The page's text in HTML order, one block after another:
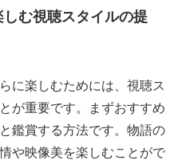
む視聴スタイルの提
に楽しむためには、視聴ス
が重要です。まずおすすめ
鑑賞する方法です。物語の
や映像美を楽しむことがで